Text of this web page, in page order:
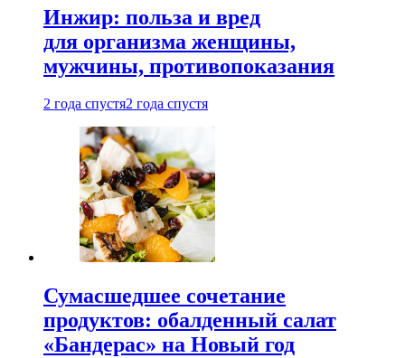
Инжир: польза и вред
для организма женщины,
мужчины, противопоказания
2 года спустя2 года спустя
Сумасшедшее сочетание
продуктов: обалденный салат
«Бандерас» на Новый год